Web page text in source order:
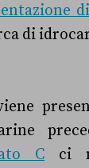
di
C ci